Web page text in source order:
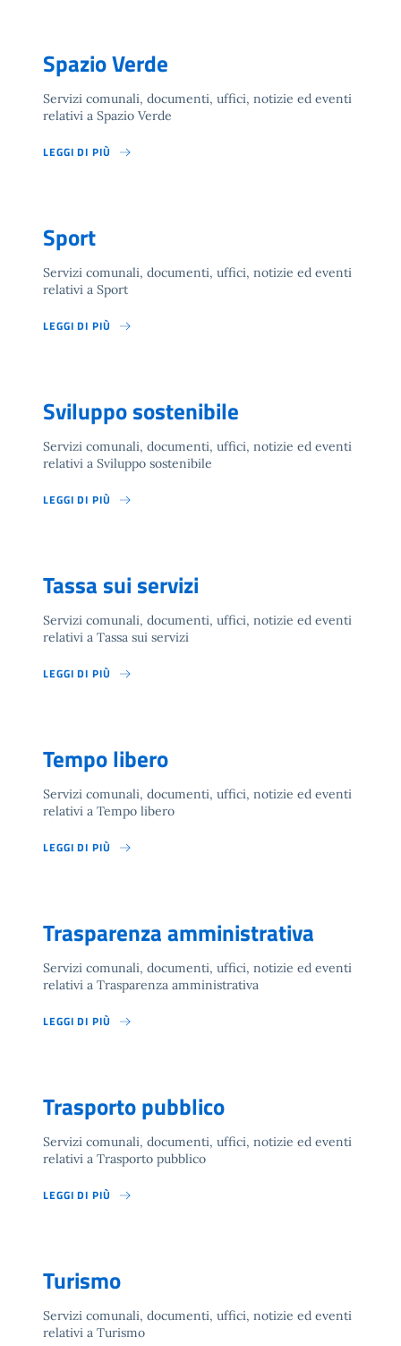
Spazio Verde
Servizi comunali, documenti, uffici, notizie ed eventi
relativi a Spazio Verde
LEGGI DI PIÙ
Sport
Servizi comunali, documenti, uffici, notizie ed eventi
relativi a Sport
LEGGI DI PIÙ
Sviluppo sostenibile
Servizi comunali, documenti, uffici, notizie ed eventi
relativi a Sviluppo sostenibile
LEGGI DI PIÙ
Tassa sui servizi
Servizi comunali, documenti, uffici, notizie ed eventi
relativi a Tassa sui servizi
LEGGI DI PIÙ
Tempo libero
Servizi comunali, documenti, uffici, notizie ed eventi
relativi a Tempo libero
LEGGI DI PIÙ
Trasparenza amministrativa
Servizi comunali, documenti, uffici, notizie ed eventi
relativi a Trasparenza amministrativa
LEGGI DI PIÙ
Trasporto pubblico
Servizi comunali, documenti, uffici, notizie ed eventi
relativi a Trasporto pubblico
LEGGI DI PIÙ
Turismo
Servizi comunali, documenti, uffici, notizie ed eventi
relativi a Turismo